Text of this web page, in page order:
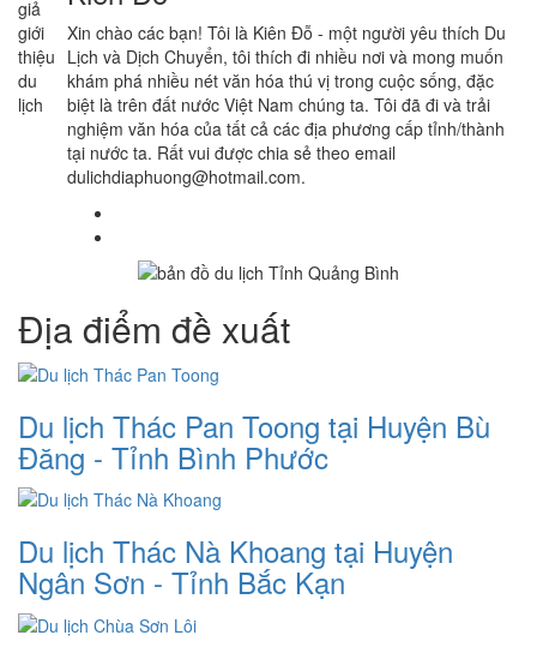
Xin chào các bạn! Tôi là Kiên Đỗ - một người yêu thích Du
Lịch và Dịch Chuyển, tôi thích đi nhiều nơi và mong muốn
khám phá nhiều nét văn hóa thú vị trong cuộc sống, đặc
biệt là trên đất nước Việt Nam chúng ta. Tôi đã đi và trải
nghiệm văn hóa của tất cả các địa phương cấp tỉnh/thành
tại nước ta. Rất vui được chia sẻ theo email
dulichdiaphuong@hotmail.com.
Địa điểm đề xuất
Du lịch Thác Pan Toong tại Huyện Bù
Đăng - Tỉnh Bình Phước
Du lịch Thác Nà Khoang tại Huyện
Ngân Sơn - Tỉnh Bắc Kạn